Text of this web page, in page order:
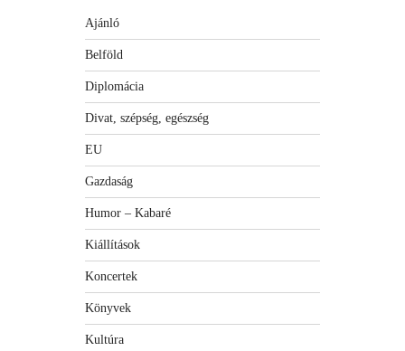
Ajánló
Belföld
Diplomácia
Divat, szépség, egészség
EU
Gazdaság
Humor – Kabaré
Kiállítások
Koncertek
Könyvek
Kultúra